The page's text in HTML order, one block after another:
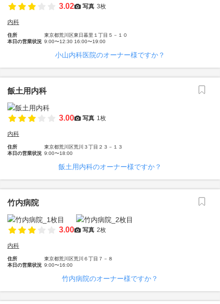
3.02 写真 3枚
内科
住所
東京都荒川区東日暮里１丁目５－１０
本日の営業状況 9:00〜12:30 16:00〜19:00
小山内科医院のオーナー様ですか？
飯土用内科
3.00 写真 1枚
内科
住所
東京都荒川区荒川３丁目２３－１３
本日の営業状況 9:00〜18:00
飯土用内科のオーナー様ですか？
竹内病院
3.00 写真 2枚
内科
住所
東京都荒川区荒川６丁目７－８
本日の営業状況 9:00〜16:00
竹内病院のオーナー様ですか？